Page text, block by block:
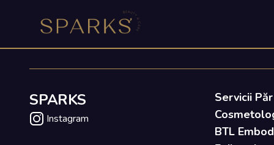
SPARKS
Instagram
Servicii Păr
BTL